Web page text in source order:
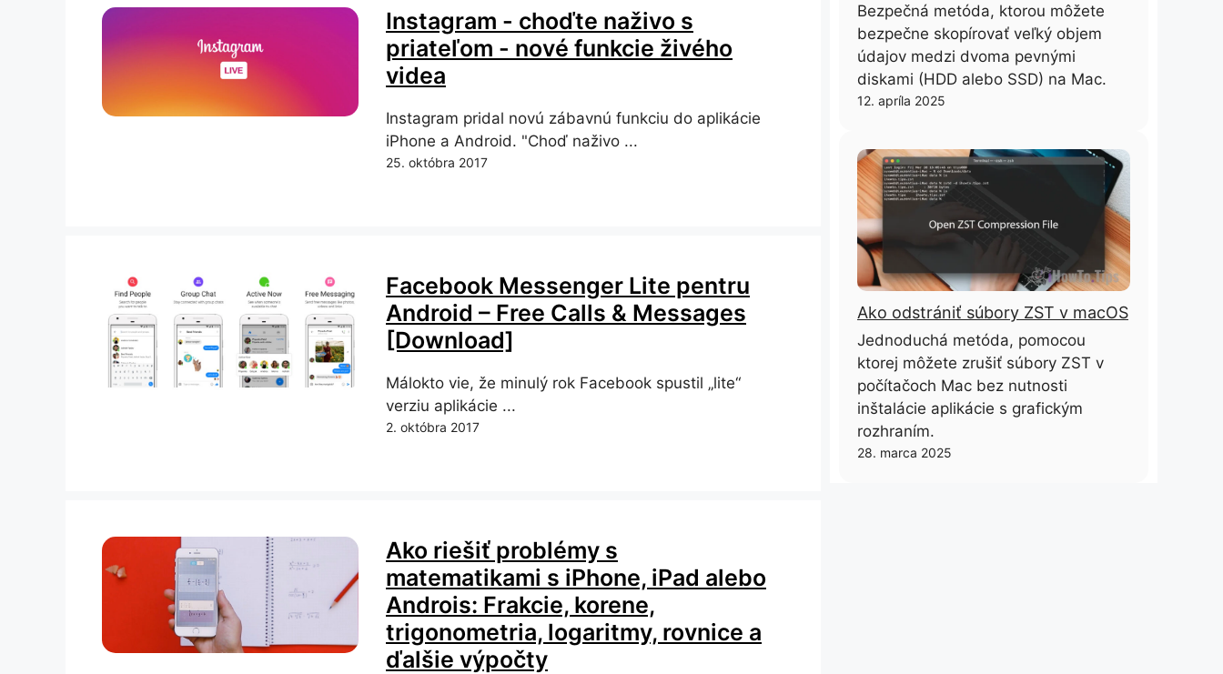
Instagram - choďte naživo s
priateľom - nové funkcie živého
videa
Instagram pridal novú zábavnú funkciu do aplikácie
iPhone a Android. "Choď naživo ...
25. októbra 2017
Facebook Messenger Lite pentru
Android – Free Calls & Messages
[Download]
Málokto vie, že minulý rok Facebook spustil „lite“
verziu aplikácie ...
2. októbra 2017
Ako riešiť problémy s
matematikami s iPhone, iPad alebo
Androis: Frakcie, korene,
trigonometria, logaritmy, rovnice a
ďalšie výpočty
Bezpečná metóda, ktorou môžete
bezpečne skopírovať veľký objem
údajov medzi dvoma pevnými
diskami (HDD alebo SSD) na Mac.
12. apríla 2025
Ako odstrániť súbory ZST v macOS
Jednoduchá metóda, pomocou
ktorej môžete zrušiť súbory ZST v
počítačoch Mac bez nutnosti
inštalácie aplikácie s grafickým
rozhraním.
28. marca 2025